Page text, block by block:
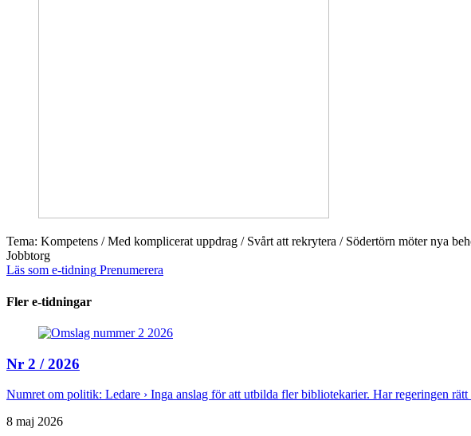
Tema: Kompetens / Med komplicerat uppdrag / Svårt att rekrytera / Södertörn möter nya
Jobbtorg
Läs som e-tidning Prenumerera
Fler e-tidningar
Nr 2 / 2026
Numret om politik: Ledare › Inga anslag för att utbilda fler bibliotekarier. Har regeringen
8 maj 2026